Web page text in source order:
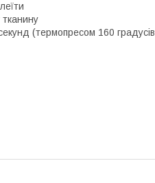
тканину
(термопресом 160